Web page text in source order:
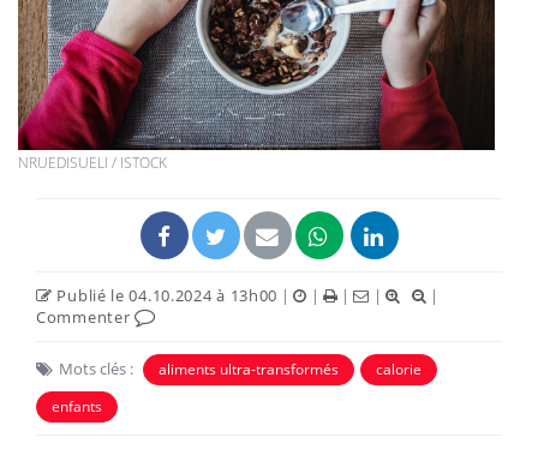
NRUEDISUELI / ISTOCK
Publié le 04.10.2024 à 13h00 | | | |
|
Commenter
Mots clés : aliments ultra-transformés
calorie
enfants